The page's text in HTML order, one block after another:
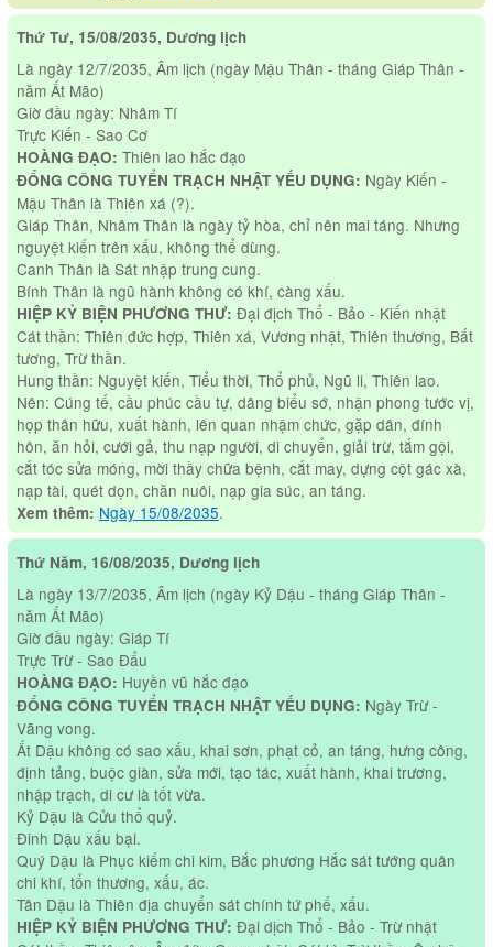
Thứ Tư, 15/08/2035, Dương lịch
Là ngày 12/7/2035, Âm lịch (ngày Mậu Thân - tháng Giáp Thân -
năm Ất Mão)
Giờ đầu ngày: Nhâm Tí
Trực Kiến - Sao Cơ
HOÀNG ĐẠO: Thiên lao hắc đạo
ĐỔNG CÔNG TUYỂN TRẠCH NHẬT YẾU DỤNG: Ngày Kiến -
Mậu Thân là Thiên xá (?).
Giáp Thân, Nhâm Thân là ngày tỷ hòa, chỉ nên mai táng. Nhưng
nguyệt kiến trên xấu, không thể dùng.
Canh Thân là Sát nhập trung cung.
Bính Thân là ngũ hành không có khí, càng xấu.
HIỆP KỶ BIỆN PHƯƠNG THƯ: Đại địch Thổ - Bảo - Kiến nhật
Cát thần: Thiên đức hợp, Thiên xá, Vương nhật, Thiên thương, Bất
tương, Trừ thần.
Hung thần: Nguyệt kiến, Tiểu thời, Thổ phủ, Ngũ li, Thiên lao.
Nên: Cúng tế, cầu phúc cầu tự, dâng biểu sớ, nhận phong tước vị,
họp thân hữu, xuất hành, lên quan nhậm chức, gặp dân, đính
hôn, ăn hỏi, cưới gả, thu nạp người, di chuyển, giải trừ, tắm gội,
cắt tóc sửa móng, mời thầy chữa bệnh, cắt may, dựng cột gác xà,
nạp tài, quét dọn, chăn nuôi, nạp gia súc, an táng.
Xem thêm: Ngày 15/08/2035.
Thứ Năm, 16/08/2035, Dương lịch
Là ngày 13/7/2035, Âm lịch (ngày Kỷ Dậu - tháng Giáp Thân -
năm Ất Mão)
Giờ đầu ngày: Giáp Tí
Trực Trừ - Sao Đẩu
HOÀNG ĐẠO: Huyền vũ hắc đạo
ĐỔNG CÔNG TUYỂN TRẠCH NHẬT YẾU DỤNG: Ngày Trừ -
Vãng vong.
Ất Dậu không có sao xấu, khai sơn, phạt cỏ, an táng, hưng công,
định tảng, buộc giàn, sửa mới, tạo tác, xuất hành, khai trương,
nhập trạch, di cư là tốt vừa.
Kỷ Dậu là Cửu thổ quỷ.
Đinh Dậu xấu bại.
Quý Dậu là Phục kiếm chi kim, Bắc phương Hắc sát tướng quân
chi khí, tổn thương, xấu, ác.
Tân Dậu là Thiên địa chuyển sát chính tứ phế, xấu.
HIỆP KỶ BIỆN PHƯƠNG THƯ: Đại dịch Thổ - Bảo - Trừ nhật